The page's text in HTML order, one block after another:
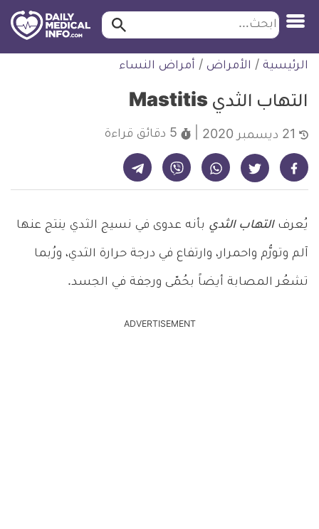
التخطي
للمحتوى
ابحث ابحث…
الرئيسية / الأمراض / أمراض النساء
التهاب الثدي Mastitis
5 دقائق قراءة
شارك على فيسبوك - ديلي ميديكال انفو شارك على تويتر - ديلي ميديكال انفو شارك على واتساب - ديلي ميديكال انفو شارك على فايبر - ديلي ميديكال انفو شارك على تيليجرام - ديلي ميديكال انفو
يُعرفالتهاب الثدي بأنه عدوى في نسيج الثدي ينتج عنها
آلم وتورُّم واحمرار، وارتفاع في درجة حرارة الثدي، ورُبما
تشعُر المصابة أيضاً بحُمّى ورجفة في الجسد.
ADVERTISEMENT